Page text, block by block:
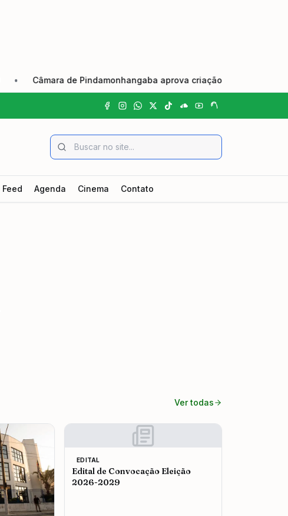
Câmara de Pindamonhangaba aprova criação do Dia Municipal
Feed Agenda Cinema Contato
Ver todas
EDITAL
Edital de Convocação Eleição
2026-2029